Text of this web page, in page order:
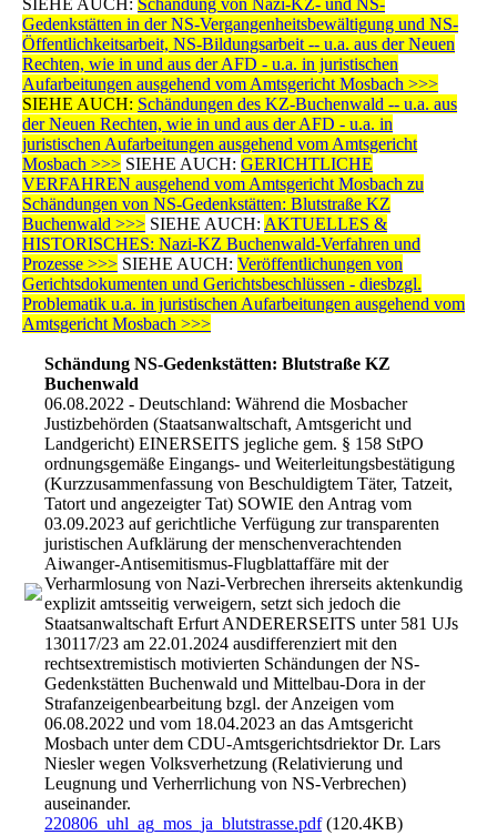
SIEHE AUCH: Schändung von Nazi-KZ- und NS-
Gedenkstätten in der NS-Vergangenheitsbewältigung und NS-
Öffentlichkeitsarbeit, NS-Bildungsarbeit -- u.a. aus der Neuen
Rechten, wie in und aus der AFD - u.a. in juristischen
Aufarbeitungen ausgehend vom Amtsgericht Mosbach >>>
SIEHE AUCH: Schändungen des KZ-Buchenwald -- u.a. aus
der Neuen Rechten, wie in und aus der AFD - u.a. in
juristischen Aufarbeitungen ausgehend vom Amtsgericht
Mosbach >>> SIEHE AUCH: GERICHTLICHE
VERFAHREN ausgehend vom Amtsgericht Mosbach zu
Schändungen von NS-Gedenkstätten: Blutstraße KZ
Buchenwald >>> SIEHE AUCH: AKTUELLES &
HISTORISCHES: Nazi-KZ Buchenwald-Verfahren und
Prozesse >>> SIEHE AUCH: Veröffentlichungen von
Gerichtsdokumenten und Gerichtsbeschlüssen - diesbzgl.
Problematik u.a. in juristischen Aufarbeitungen ausgehend vom
Amtsgericht Mosbach >>>
Schändung NS-Gedenkstätten: Blutstraße KZ
Buchenwald
06.08.2022 - Deutschland: Während die Mosbacher
Justizbehörden (Staatsanwaltschaft, Amtsgericht und
Landgericht) EINERSEITS jegliche gem. § 158 StPO
ordnungsgemäße Eingangs- und Weiterleitungsbestätigung
(Kurzzusammenfassung von Beschuldigtem Täter, Tatzeit,
Tatort und angezeigter Tat) SOWIE den Antrag vom
03.09.2023 auf gerichtliche Verfügung zur transparenten
juristischen Aufklärung der menschenverachtenden
Aiwanger-Antisemitismus-Flugblattaffäre mit der
Verharmlosung von Nazi-Verbrechen ihrerseits aktenkundig
explizit amtsseitig verweigern, setzt sich jedoch die
Staatsanwaltschaft Erfurt ANDERERSEITS unter 581 UJs
130117/23 am 22.01.2024 ausdifferenziert mit den
rechtsextremistisch motivierten Schändungen der NS-
Gedenkstätten Buchenwald und Mittelbau-Dora in der
Strafanzeigenbearbeitung bzgl. der Anzeigen vom
06.08.2022 und vom 18.04.2023 an das Amtsgericht
Mosbach unter dem CDU-Amtsgerichtsdriektor Dr. Lars
Niesler wegen Volksverhetzung (Relativierung und
Leugnung und Verherrlichung von NS-Verbrechen)
auseinander.
220806_uhl_ag_mos_ja_blutstrasse.pdf(120.4KB)